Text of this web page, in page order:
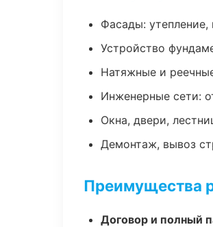
Фасады: утепление,
Устройство
Натяжные и
Инженерные сети:
Окна, двери,
Демонтаж, вывоз
Преимущества
Договор и полный